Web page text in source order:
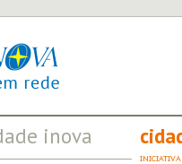
inova
QUE EVIDENCIAM